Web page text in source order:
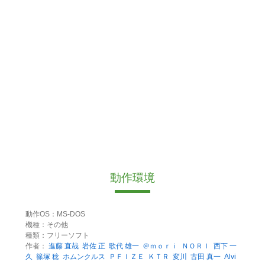
動作環境
動作OS：MS-DOS
機種：その他
種類：フリーソフト
作者： 進藤 直哉 岩佐 正 歌代 雄一 ＠ｍｏｒｉ ＮＯＲＩ
西下 一
久 篠塚 稔 ホムンクルス ＰＦＩＺＥ ＫＴＲ 変川 古田 真一 Alvi